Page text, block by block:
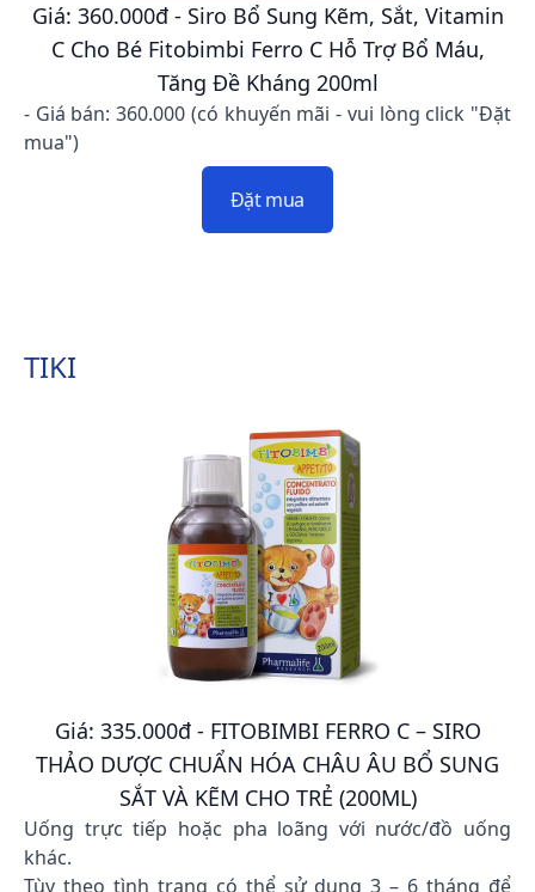
Giá: 360.000đ - Siro Bổ Sung Kẽm, Sắt, Vitamin
C Cho Bé Fitobimbi Ferro C Hỗ Trợ Bổ Máu,
Tăng Đề Kháng 200ml
- Giá bán: 360.000 (có khuyến mãi - vui lòng click "Đặt
mua")
Đặt mua
TIKI
Giá: 335.000đ - FITOBIMBI FERRO C – SIRO
THẢO DƯỢC CHUẨN HÓA CHÂU ÂU BỔ SUNG
SẮT VÀ KẼM CHO TRẺ (200ML)
Uống trực tiếp hoặc pha loãng với nước/đồ uống
khác.
Tùy theo tình trạng có thể sử dụng 3 – 6 tháng để